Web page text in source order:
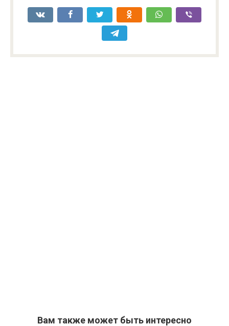
Вам также может быть интересно